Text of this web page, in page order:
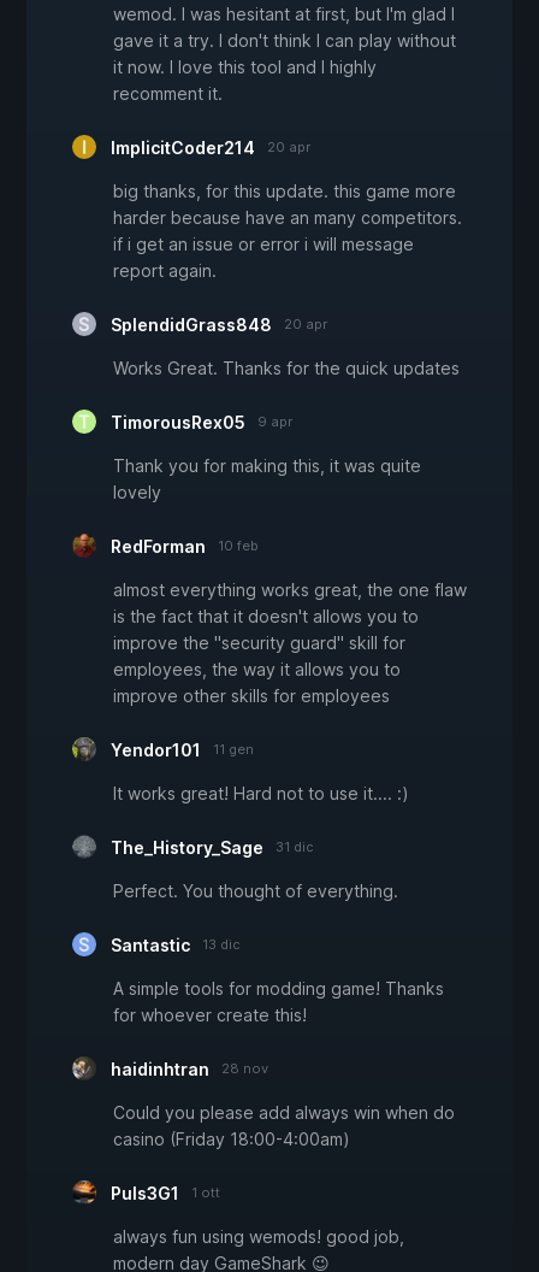
wemod. I was hesitant at first, but I'm glad I
gave it a try. I don't think I can play without
it now. I love this tool and I highly
recomment it.
ImplicitCoder214 20 apr
big thanks, for this update. this game more
harder because have an many competitors.
if i get an issue or error i will message
report again.
SplendidGrass848 20 apr
Works Great. Thanks for the quick updates
TimorousRex05 9 apr
Thank you for making this, it was quite
lovely
RedForman 10 feb
almost everything works great, the one flaw
is the fact that it doesn't allows you to
improve the "security guard" skill for
employees, the way it allows you to
improve other skills for employees
Yendor101 11 gen
It works great! Hard not to use it.... :)
The_History_Sage 31 dic
Perfect. You thought of everything.
Santastic 13 dic
A simple tools for modding game! Thanks
for whoever create this!
haidinhtran 28 nov
Could you please add always win when do
casino (Friday 18:00-4:00am)
Puls3G1 1 ott
always fun using wemods! good job,
modern day GameShark 😉